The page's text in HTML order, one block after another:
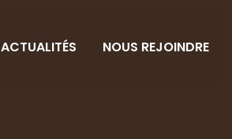
ACTUALITÉS NOUS REJOINDRE